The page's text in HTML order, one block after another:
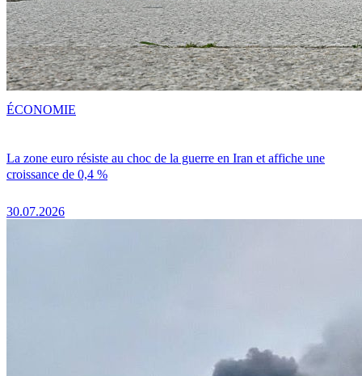
La zone euro résiste au choc de la guerre en Iran et affiche une
croissance de 0,4 %
30.07.2026
ÉCONOMIE